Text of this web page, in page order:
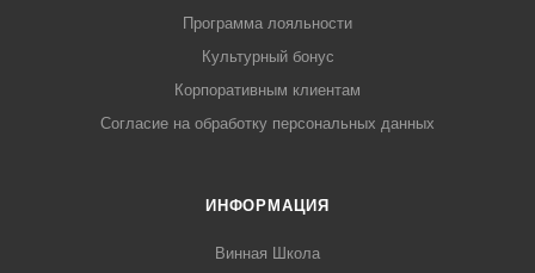
Программа лояльности
Культурный бонус
Корпоративным клиентам
Согласие на обработку персональных данных
ИНФОРМАЦИЯ
Винная Школа